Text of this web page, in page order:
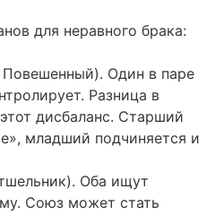
для неравного брака:
Один в паре
Разница в
дисбаланс. Старший
младший подчиняется и
Оба ищут
Союз может стать